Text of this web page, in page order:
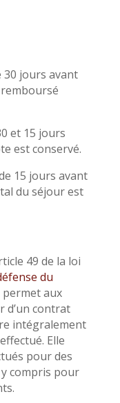
30 jours avant
remboursé
et 15 jours
est conservé.
15 jours avant
du séjour est
49 de la loi
du
permet aux
d’un contrat
intégralement
Elle
pour des
compris pour